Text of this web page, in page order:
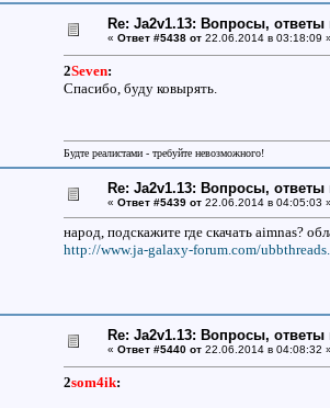
Re: Ja2v1.13: Вопросы,
« Ответ #5438 от 22.06.2014 в 03:18:09
2Seven:
Спасибо, буду ковырять.
Будте реалистами - требуйте невозможного!
Re: Ja2v1.13: Вопросы,
« Ответ #5439 от 22.06.2014 в 04:05:03
народ, подскажите где скачать aimnas?
http://www.ja-galaxy-forum.com/
Re: Ja2v1.13: Вопросы,
« Ответ #5440 от 22.06.2014 в 04:08:32
2som4ik: